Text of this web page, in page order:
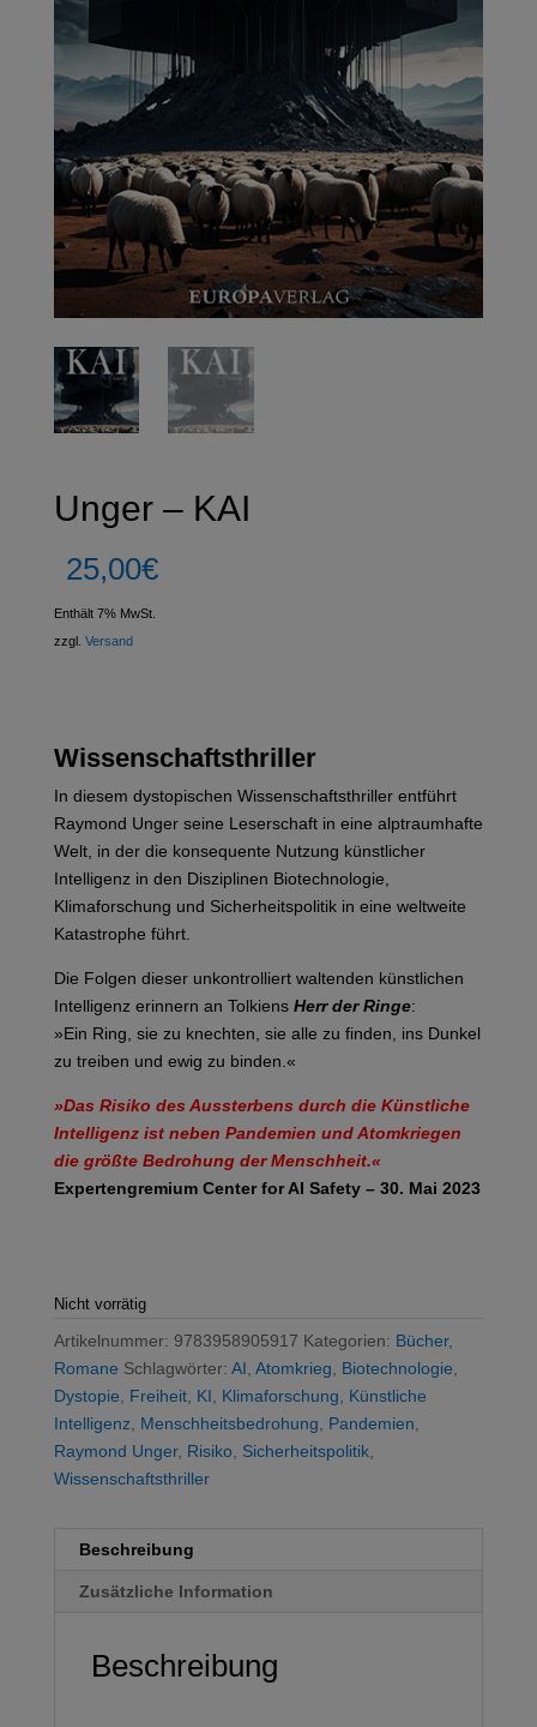
Unger – KAI
25,00€
Enthält 7% MwSt.
zzgl. Versand
Wissenschaftsthriller
In diesem dystopischen Wissenschaftsthriller entführt
Raymond Unger seine Leserschaft in eine alptraumhafte
Welt, in der die konsequente Nutzung künstlicher
Intelligenz in den Disziplinen Biotechnologie,
Klimaforschung und Sicherheitspolitik in eine weltweite
Katastrophe führt.
Die Folgen dieser unkontrolliert waltenden künstlichen
Intelligenz erinnern an Tolkiens Herr der Ringe:
»Ein Ring, sie zu knechten, sie alle zu finden, ins Dunkel
zu treiben und ewig zu binden.«
»Das Risiko des Aussterbens durch die Künstliche
Intelligenz ist neben Pandemien und Atomkriegen
die größte Bedrohung der Menschheit.«
Expertengremium Center for AI Safety – 30. Mai 2023
Nicht vorrätig
Artikelnummer: 9783958905917 Kategorien: Bücher,
Romane Schlagwörter: AI Atomkrieg Biotechnologie
Dystopie Freiheit, KI Klimaforschung Künstliche
Intelligenz Menschheitsbedrohung Pandemien
Raymond Unger, Risiko Sicherheitspolitik,
Wissenschaftsthriller
Beschreibung
Zusätzliche Information
Beschreibung